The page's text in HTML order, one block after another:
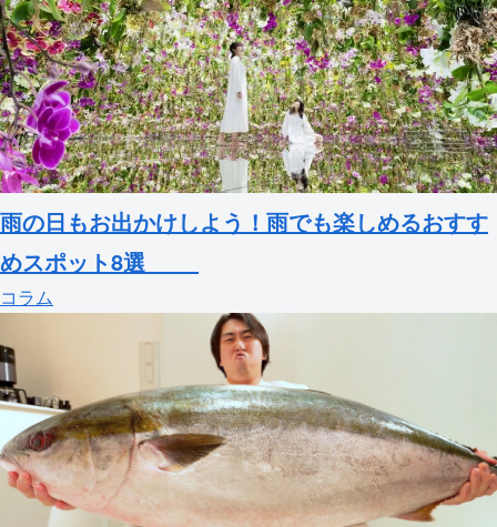
雨の日もお出かけしよう！雨でも楽しめるおすす
めスポット8選
コラム